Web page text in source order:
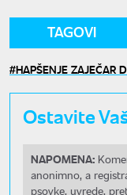
TAGOVI
HAPŠENJE ZAJEČAR
Ostavite
NAPOMENA:
anonimno, a
psovke, uvrede,